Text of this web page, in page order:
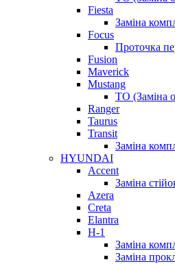
Fiesta
Заміна
Focus
Проточка
Fusion
Maverick
Mustang
ТО (Заміна
Ranger
Taurus
Transit
Заміна
HYUNDAI
Accent
Заміна
Azera
Creta
Elantra
H-1
Заміна
Заміна